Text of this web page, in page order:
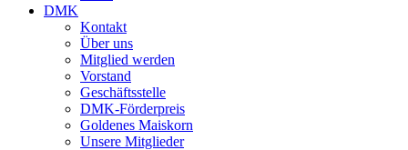
DMK
Kontakt
Über uns
Mitglied werden
Vorstand
Geschäftsstelle
DMK-Förderpreis
Goldenes Maiskorn
Unsere Mitglieder